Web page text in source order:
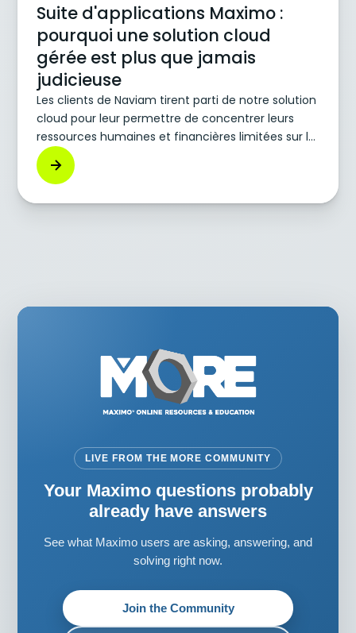
Suite d'applications Maximo :
pourquoi une solution cloud
gérée est plus que jamais
judicieuse
Les clients de Naviam tirent parti de notre solution
cloud pour leur permettre de concentrer leurs
ressources humaines et financières limitées sur la
gestion de leur cœur de métier et de les éloigner
des solutions technologiques. Les arguments
solution cloud deviennent encore plus
LIVE FROM THE MORE COMMUNITY
Your Maximo questions probably
already have answers
See what Maximo users are asking, answering, and
solving right now.
Join the Community